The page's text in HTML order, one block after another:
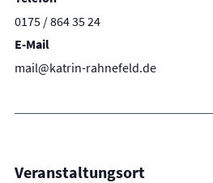
Veranstaltungsort
0175 / 864 35 24
E-Mail
mail@katrin-rahnefeld.de